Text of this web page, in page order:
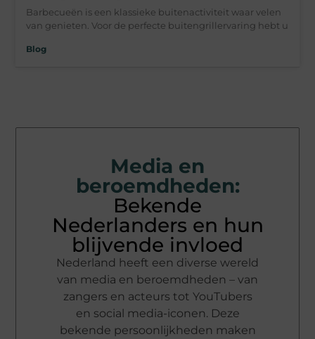
Barbecueën is een klassieke buitenactiviteit waar velen
van genieten. Voor de perfecte buitengrillervaring hebt u
Blog
Media en
beroemdheden:
Bekende
Nederlanders en hun
blijvende invloed
Nederland heeft een diverse wereld
van media en beroemdheden – van
zangers en acteurs tot YouTubers
en social media-iconen. Deze
bekende persoonlijkheden maken